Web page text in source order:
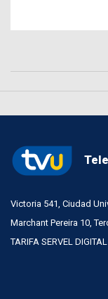
Victoria 541, Ciudad
Marchant Pereira 10,
TARIFA SERVEL